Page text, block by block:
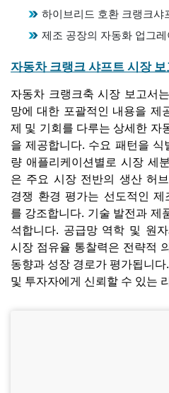
하이브리드 호환 크랭크샤
제조 공장의 자동화 업그레
자동차 크랭크 샤프트 시장
자동차 크랭크축 시장 보고서
망에 대한 포괄적인 내용을 제
제 및 기회를 다루는 상세한 자
을 제공합니다. 수요 패턴을
량 애플리케이션별로 시장 세
은 주요 시장 전반의 생산 허
경쟁 환경 평가는 선도적인
를 강조합니다. 기술 발전과 제
석합니다. 공급망 역학 및 원
시장 점유율 통찰력은 전략적
동향과 성장 경로가 평가됩니
및 투자자에게 신뢰할 수 있는